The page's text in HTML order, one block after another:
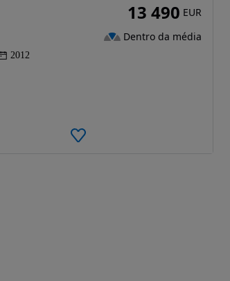
2012
13 490 EUR
Dentro da média